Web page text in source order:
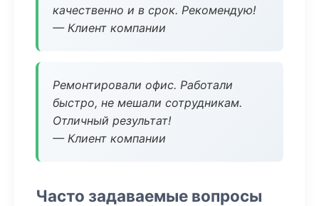
качественно и в срок. Рекомендую!
— Клиент компании
Ремонтировали офис. Работали
быстро, не мешали сотрудникам.
Отличный результат!
— Клиент компании
Часто задаваемые вопросы